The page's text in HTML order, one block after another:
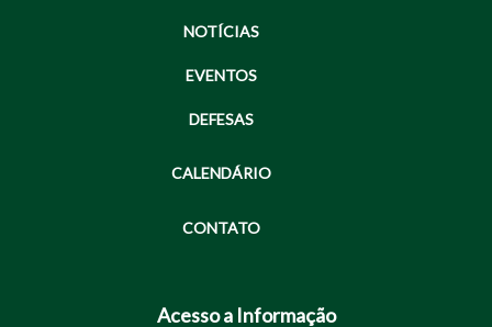
NOTÍCIAS
EVENTOS
DEFESAS
CALENDÁRIO
CONTATO
Acesso a Informação